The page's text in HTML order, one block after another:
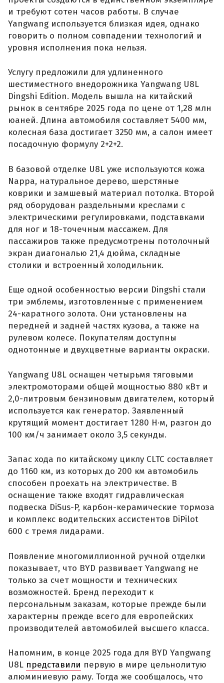
и требуют сотен часов работы. В случае
Yangwang используется близкая идея, однако
говорить о полном совпадении технологий и
уровня исполнения пока нельзя.
Услугу предложили для удлиненного
шестиместного внедорожника Yangwang U8L
Dingshi Edition. Модель вышла на китайский
рынок в сентябре 2025 года по цене от 1,28 млн
юаней. Длина автомобиля составляет 5400 мм,
колесная база достигает 3250 мм, а салон имеет
посадочную формулу 2+2+2.
В базовой отделке U8L уже используются кожа
Nappa, натуральное дерево, шерстяные
коврики и замшевый материал потолка. Второй
ряд оборудован раздельными креслами с
электрическими регулировками, подставками
для ног и 18-точечным массажем. Для
пассажиров также предусмотрены потолочный
экран диагональю 21,4 дюйма, складные
столики и встроенный холодильник.
Еще одной особенностью версии Dingshi стали
три эмблемы, изготовленные с применением
24-каратного золота. Они установлены на
передней и задней частях кузова, а также на
рулевом колесе. Покупателям доступны
однотонные и двухцветные варианты окраски.
Yangwang U8L оснащен четырьмя тяговыми
электромоторами общей мощностью 880 кВт и
2,0-литровым бензиновым двигателем, который
используется как генератор. Заявленный
крутящий момент достигает 1280 Н·м, разгон до
100 км/ч занимает около 3,5 секунды.
Запас хода по китайскому циклу CLTC составляет
до 1160 км, из которых до 200 км автомобиль
способен проехать на электричестве. В
оснащение также входят гидравлическая
подвеска DiSus-P, карбон-керамические тормоза
и комплекс водительских ассистентов DiPilot
600 с тремя лидарами.
Появление многомиллионной ручной отделки
показывает, что BYD развивает Yangwang не
только за счет мощности и технических
возможностей. Бренд переходит к
персональным заказам, которые прежде были
характерны прежде всего для европейских
производителей автомобилей высшего класса.
Напомним, в конце 2025 года для BYD Yangwang
U8L представили первую в мире цельнолитую
алюминиевую раму. Тогда же сообщалось, что